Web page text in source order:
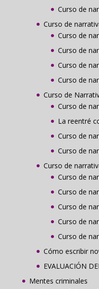
Curso de
Curso de
Curso de
Curso de
Curso de
Curso de
Curso de
Curso de
La reentré
Curso de
Curso de
Curso de
Curso de
Curso de
Curso de
Curso de
Curso de
Cómo escribir
EVALUACIÓN
Mentes criminales